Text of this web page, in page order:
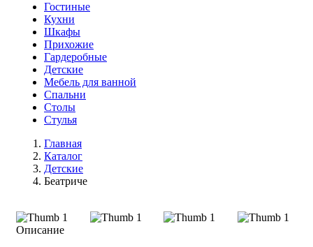
Гостиные
Кухни
Шкафы
Прихожие
Гардеробные
Детские
Мебель для ванной
Спальни
Столы
Стулья
Главная
Каталог
Детские
Беатриче
Описание